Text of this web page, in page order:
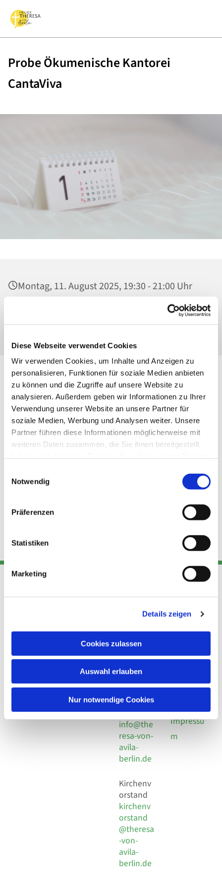
Diese Webseite verwendet Cookies
Wir verwenden Cookies, um Inhalte und Anzeigen zu
personalisieren, Funktionen für soziale Medien anbieten
zu können und die Zugriffe auf unsere Website zu
analysieren. Außerdem geben wir Informationen zu Ihrer
Verwendung unserer Website an unsere Partner für
soziale Medien, Werbung und Analysen weiter. Unsere
Partner führen diese Informationen möglicherweise mit
weiteren Daten zusammen, die Sie ihnen bereitgestellt
Notwendig
Präferenzen
Statistiken
Marketing
Details zeigen
Cookies zulassen
Auswahl erlauben
Nur notwendige Cookies
Probe Ökumenische Kantorei
CantaViva
Montag, 11. August 2025, 19:30 - 21:00 Uhr
Heilig Kreuz, Pfarrsaal, Malchower Weg 22-24,
13053 Berlin
Adresse
Kirchengemeinde Pfarrei
Hl. Theresa von Avila Berlin
Nordost
Leitender Pfarrer - Norbert
Pomplun
13086 Berlin
Kont
Telefon
+49 30
924 64 28
30 924 54
18
E-Mail
info@the
resa-von-
avila-
berlin.de
Kirchenv
orstand
kirchenv
orstand
@theresa
-von-
avila-
berlin.de
Links
Datensch
Datensch
Social
Impressu
m